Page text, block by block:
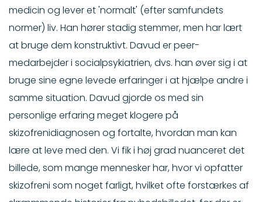
medicin og lever et 'normalt' (efter samfundets
normer) liv. Han hører stadig stemmer, men har lært
at bruge dem konstruktivt. Davud er peer-
medarbejder i socialpsykiatrien, dvs. han øver sig i at
bruge sine egne levede erfaringer i at hjælpe andre i
samme situation. Davud gjorde os med sin
personlige erfaring meget klogere på
skizofrenidiagnosen og fortalte, hvordan man kan
lære at leve med den. Vi fik i høj grad nuanceret det
billede, som mange mennesker har, hvor vi opfatter
skizofreni som noget farligt, hvilket ofte forstærkes af